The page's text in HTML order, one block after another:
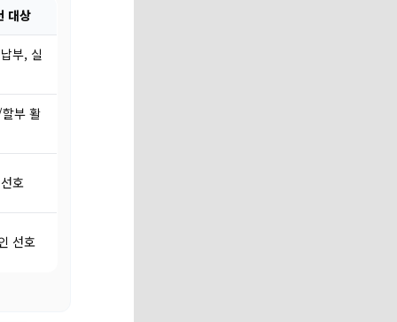
대상
부, 실
부 활
호
선호